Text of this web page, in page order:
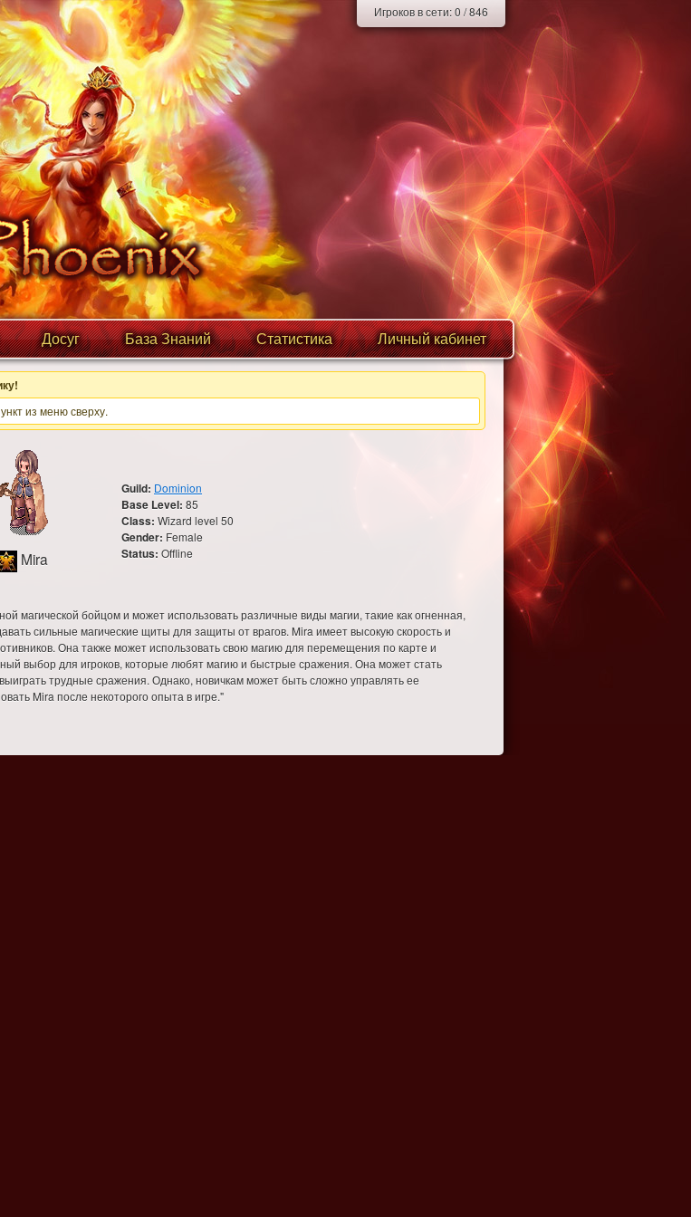
Игроков в сети:0 /846
Досуг База Знаний Статистика Личный кабинет
из меню сверху.
Mira
Guild: Dominion
Base Level: 85
Class: Wizard level 50
Gender: Female
Status: Offline
магической бойцом и может использовать различные виды магии, такие как огненная,
сильные магические щиты для защиты от врагов. Mira имеет высокую скорость и
Она также может использовать свою магию для перемещения по карте и
выбор для игроков, которые любят магию и быстрые сражения. Она может стать
трудные сражения. Однако, новичкам может быть сложно управлять ее
Mira после некоторого опыта в игре."